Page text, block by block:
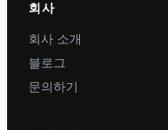
회사
회사 소개
블로그
문의하기